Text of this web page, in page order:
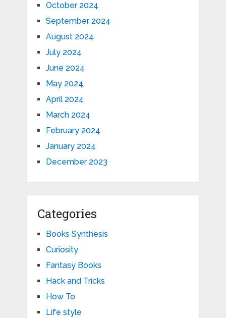
October 2024
September 2024
August 2024
July 2024
June 2024
May 2024
April 2024
March 2024
February 2024
January 2024
December 2023
Categories
Books Synthesis
Curiosity
Fantasy Books
Hack and Tricks
How To
Life style